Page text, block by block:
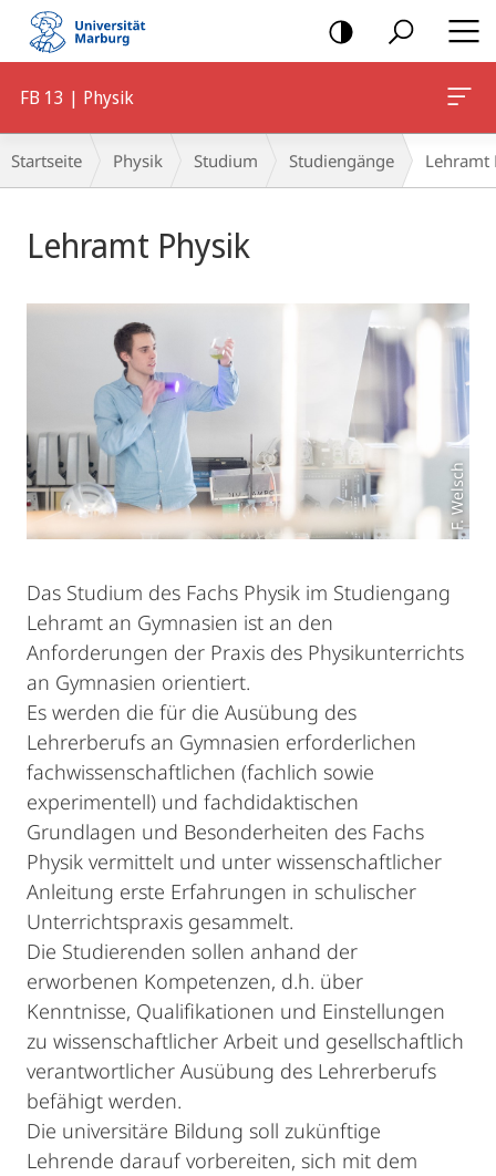
Mobile-
Navigation
FB 13 | Physik
Breadcrumb-
Navigation
Startseite Physik Studium Studiengänge Lehramt
Lehramt Physik
F. Welsch
Das Studium des Fachs Physik im Studiengang
Lehramt an Gymnasien ist an den
Anforderungen der Praxis des Physikunterrichts
an Gymnasien orientiert.
Es werden die für die Ausübung des
Lehrerberufs an Gymnasien erforderlichen
fachwissenschaftlichen (fachlich sowie
experimentell) und fachdidaktischen
Grundlagen und Besonderheiten des Fachs
Physik vermittelt und unter wissenschaftlicher
Anleitung erste Erfahrungen in schulischer
Unterrichtspraxis gesammelt.
Die Studierenden sollen anhand der
erworbenen Kompetenzen, d.h. über
Kenntnisse, Qualifikationen und Einstellungen
zu wissenschaftlicher Arbeit und gesellschaftlich
verantwortlicher Ausübung des Lehrerberufs
befähigt werden.
Die universitäre Bildung soll zukünftige
Lehrende darauf vorbereiten, sich mit dem